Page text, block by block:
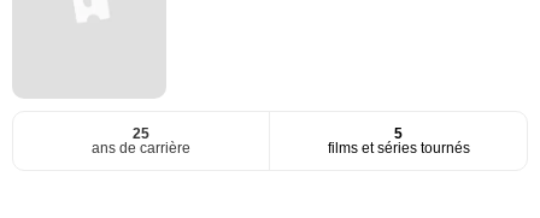
25
ans de carrière
5
films et séries tournés